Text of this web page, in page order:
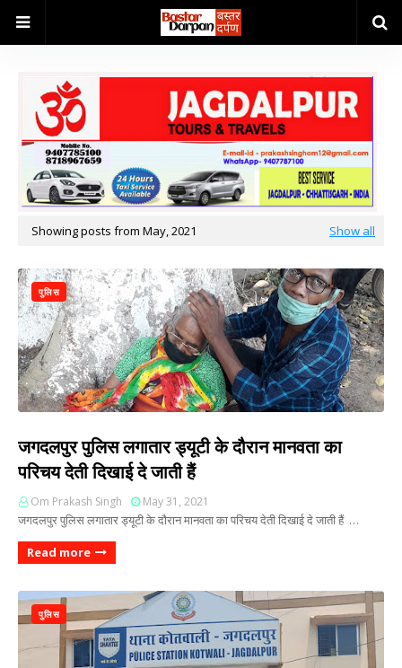
Showing posts from May, 2021 Show all
पुलिस
जगदलपुर पुलिस लगातार ड्यूटी के दौरान मानवता का
परिचय देती दिखाई दे जाती हैं
Om Prakash Singh May 31, 2021
जगदलपुर पुलिस लगातार ड्यूटी के दौरान मानवता का परिचय देती दिखाई दे जाती हैं …
Read more
पुलिस